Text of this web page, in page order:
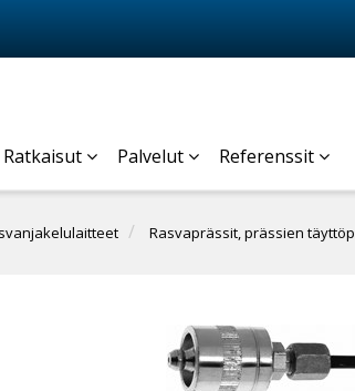
Ratkaisut Palvelut Referenssit
Rasvaprässit, prässien